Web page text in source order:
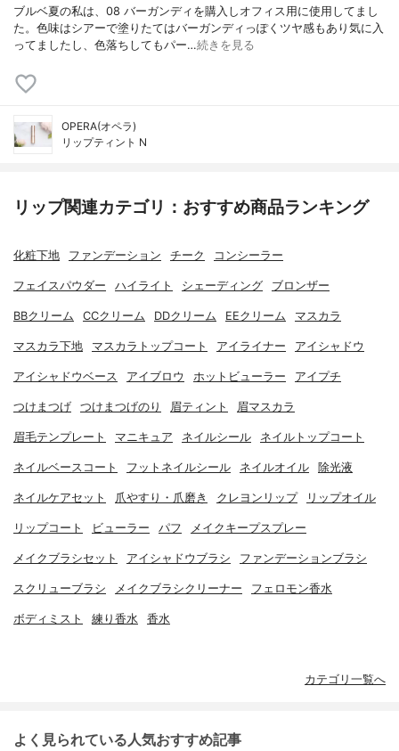
ブルベ夏の私は、08 バーガンディを購入しオフィス用に使用してまし
た。色味はシアーで塗りたてはバーガンディっぽくツヤ感もあり気に入
ってましたし、色落ちしてもパー…続きを見る
OPERA(オペラ)
リップティント N
リップ関連カテゴリ：おすすめ商品ランキング
化粧下地 ファンデーション チーク コンシーラー
フェイスパウダー ハイライト シェーディング ブロンザー
BBクリーム CCクリーム DDクリーム EEクリーム マスカラ
マスカラ下地 マスカラトップコート アイライナー アイシャドウ
アイシャドウベース アイブロウ ホットビューラー アイプチ
つけまつげ つけまつげのり 眉ティント 眉マスカラ
眉毛テンプレート マニキュア ネイルシール ネイルトップコート
ネイルベースコート フットネイルシール ネイルオイル 除光液
ネイルケアセット 爪やすり・爪磨き クレヨンリップ リップオイル
リップコート ビューラー パフ メイクキープスプレー
メイクブラシセット アイシャドウブラシ ファンデーションブラシ
スクリューブラシ メイクブラシクリーナー フェロモン香水
ボディミスト 練り香水 香水
カテゴリ一覧へ
よく見られている人気おすすめ記事